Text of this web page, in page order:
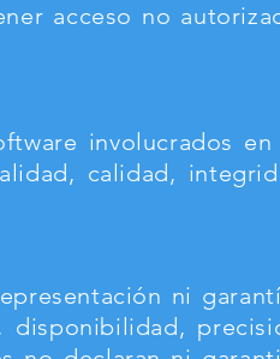
acceso no
involucrados
calidad,
ni
disponibilidad,